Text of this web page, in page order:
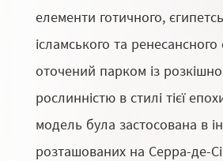
елементи готичного,
ісламського та
оточений парком із
рослинністю в стилі тієї
модель була застосована в
розташованих на Серра-де-